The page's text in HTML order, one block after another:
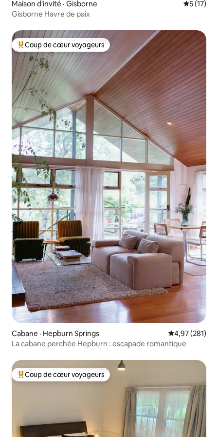
Maison d'invité · Gisborne Note
5 (17)
Gisborne Havre de paix
Coup de cœur voyageurs parmi les plus aimés
Coup de cœur voyageurs
Cabane · Hepburn Springs Note
4,97 (281)
La cabane perchée Hepburn : escapade romantique
Coup de cœur voyageurs parmi les plus aimés
Coup de cœur voyageurs